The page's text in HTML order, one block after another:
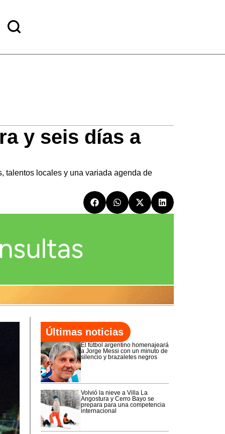
y seis días a
talentos locales y una variada agenda de
Últimas noticias
El fútbol argentino homenajeará
a Jorge Messi con un minuto de
silencio y brazaletes negros
Volvió la nieve a Villa La
Angostura y Cerro Bayo se
prepara para una competencia
internacional